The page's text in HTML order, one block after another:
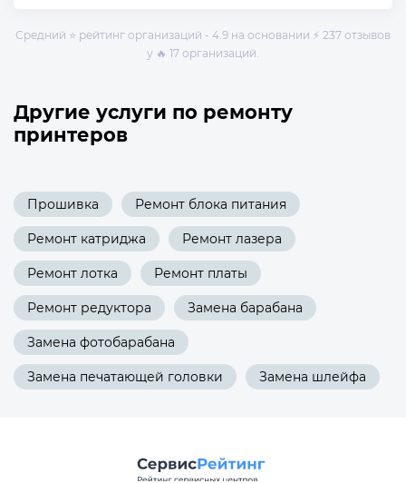
Средний ⭐ рейтинг организаций - 4.9 на основании ⚡ 237 отзывов
у 🔥 17 организаций.
Другие услуги по ремонту
принтеров
Прошивка Ремонт блока питания
Ремонт катриджа Ремонт лазера
Ремонт лотка Ремонт платы
Ремонт редуктора Замена барабана
Замена фотобарабана
Замена печатающей головки Замена шлейфа